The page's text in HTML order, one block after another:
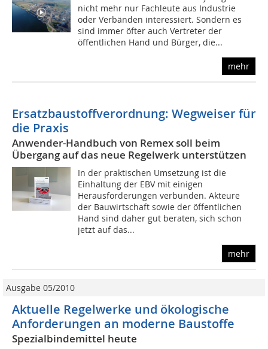
nicht mehr nur Fachleute aus Industrie
oder Verbänden interessiert. Sondern es
sind immer öfter auch Vertreter der
öffentlichen Hand und Bürger, die...
mehr
Ersatzbaustoffverordnung: Wegweiser für
die Praxis
Anwender-Handbuch von Remex soll beim
Übergang auf das neue Regelwerk unterstützen
In der praktischen Umsetzung ist die
Einhaltung der EBV mit einigen
Herausforderungen verbunden. Akteure
der Bauwirtschaft sowie der öffentlichen
Hand sind daher gut beraten, sich schon
jetzt auf das...
mehr
Ausgabe 05/2010
Aktuelle Regelwerke und ökologische
Anforderungen an moderne Baustoffe
Spezialbindemittel heute